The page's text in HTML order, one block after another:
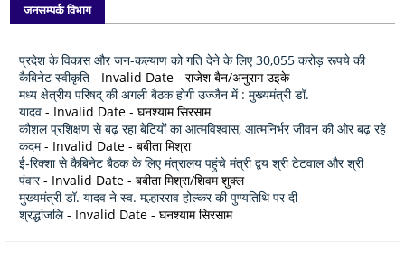
जनसम्पर्क विभाग
प्रदेश के विकास और जन-कल्याण को गति देने के लिए 30,055 करोड़ रूपये की
कैबिनेट स्वीकृति - Invalid Date - राजेश बैन/अनुराग उइके
मध्य क्षेत्रीय परिषद् की अगली बैठक होगी उज्जैन में : मुख्यमंत्री डॉ.
यादव - Invalid Date - घनश्याम सिरसाम
कौशल प्रशिक्षण से बढ़ रहा बेटियों का आत्मविश्वास, आत्मनिर्भर जीवन की ओर बढ़ रहे
कदम- Invalid Date - बबीता मिश्रा
ई-रिक्शा से कैबिनेट बैठक के लिए मंत्रालय पहुंचे मंत्री द्वय श्री टेटवाल और श्री
पंवार- Invalid Date - बबीता मिश्रा/शिवम शुक्ल
मुख्यमंत्री डॉ. यादव ने स्व. मल्हारराव होल्कर की पुण्यतिथि पर दी
श्रद्धांजलि- Invalid Date - घनश्याम सिरसाम